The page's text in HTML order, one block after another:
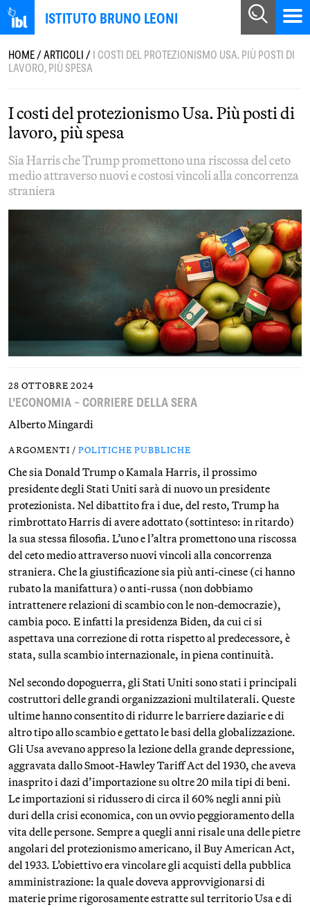
ISTITUTO BRUNO LEONI
HOME/ARTICOLI/I COSTI DEL PROTEZIONISMO USA. PIÙ POSTI DI
LAVORO, PIÙ SPESA
I costi del protezionismo Usa. Più posti di
lavoro, più spesa
Sia Harris che Trump promettono una riscossa del ceto
medio attraverso nuovi e costosi vincoli alla concorrenza
straniera
28 OTTOBRE 2024
L'ECONOMIA – CORRIERE DELLA SERA
Alberto Mingardi
ARGOMENTI / POLITICHE PUBBLICHE
Che sia Donald Trump o Kamala Harris, il prossimo
presidente degli Stati Uniti sarà di nuovo un presidente
protezionista. Nel dibattito fra i due, del resto, Trump ha
rimbrottato Harris di avere adottato (sottinteso: in ritardo)
la sua stessa filosofia. L’uno e l’altra promettono una riscossa
del ceto medio attraverso nuovi vincoli alla concorrenza
straniera. Che la giustificazione sia più anti-cinese (ci hanno
rubato la manifattura) o anti-russa (non dobbiamo
intrattenere relazioni di scambio con le non-democrazie),
cambia poco. E infatti la presidenza Biden, da cui ci si
aspettava una correzione di rotta rispetto al predecessore, è
stata, sulla scambio internazionale, in piena continuità.
Nel secondo dopoguerra, gli Stati Uniti sono stati i principali
costruttori delle grandi organizzazioni multilaterali. Queste
ultime hanno consentito di ridurre le barriere daziarie e di
altro tipo allo scambio e gettato le basi della globalizzazione.
Gli Usa avevano appreso la lezione della grande depressione,
aggravata dallo Smoot-Hawley Tariff Act del 1930, che aveva
inasprito i dazi d’importazione su oltre 20 mila tipi di beni.
Le importazioni si ridussero di circa il 60% negli anni più
duri della crisi economica, con un ovvio peggioramento della
vita delle persone. Sempre a quegli anni risale una delle pietre
angolari del protezionismo americano, il Buy American Act,
del 1933. L’obiettivo era vincolare gli acquisti della pubblica
amministrazione: la quale doveva approvvigionarsi di
materie prime rigorosamente estratte sul territorio Usa e di